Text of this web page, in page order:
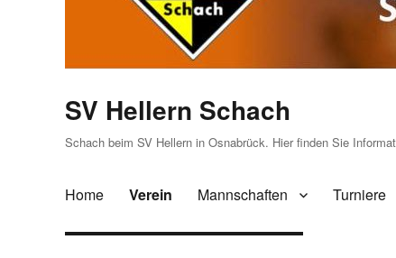
SV Hellern Schach
Schach beim SV Hellern in Osnabrück. Hier finden Sie
Home Verein Mannschaften Turniere